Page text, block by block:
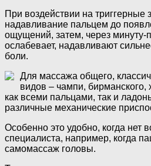
При воздействии на
надавливание пальцем до
ощущений, затем, через минуту-
ослабевает, надавливают
боли.
Для массажа общего,
видов – чампи, бирманского,
как всеми пальцами, так и
различные механические
Особенно это удобно, когда нет
специалиста, например, когда
самомассаж головы.